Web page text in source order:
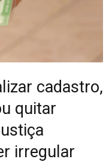
cadastro,
quitar
irregular